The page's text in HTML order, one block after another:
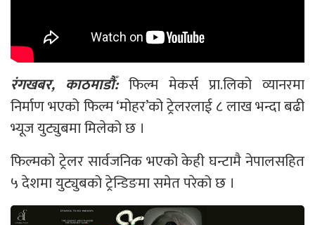
रंगखबर, काठमाडौँ: फिल्म मेकर्स प्रा.लिको व्यानरमा
निर्माण भएको फिल्म ‘मोहर’को ट्रेलरलाई ८ लाख भन्दा बढी
भ्यूज युट्युबमा मिलेको छ ।
फिल्मको ट्रेलर सार्वजनिक भएको केही घन्टामै नेपालसहित
५ देशमा युट्युबको ट्रेन्डिङमा समेत परेको छ ।